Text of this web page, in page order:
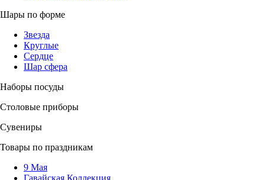
Шары по форме
Звезда
Круглые
Сердце
Шар сфера
Наборы посуды
Столовые приборы
Сувениры
Товары по праздникам
9 Мая
Гавайская Коллекция